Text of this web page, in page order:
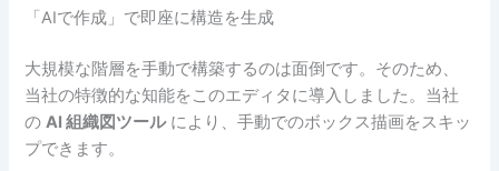
「AIで作成」で即座に構造を生成
大規模な階層を手動で構築するのは面倒です。そのため、
当社の特徴的な知能をこのエディタに導入しました。当社
のAI 組織図ツールにより、手動でのボックス描画をスキッ
プできます。